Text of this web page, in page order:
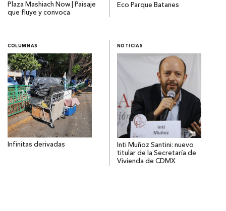
Plaza Mashiach Now | Paisaje
que fluye y convoca
Eco Parque Batanes
COLUMNAS
Infinitas derivadas
NOTICIAS
Inti Muñoz Santini: nuevo
titular de la Secretaría de
Vivienda de CDMX